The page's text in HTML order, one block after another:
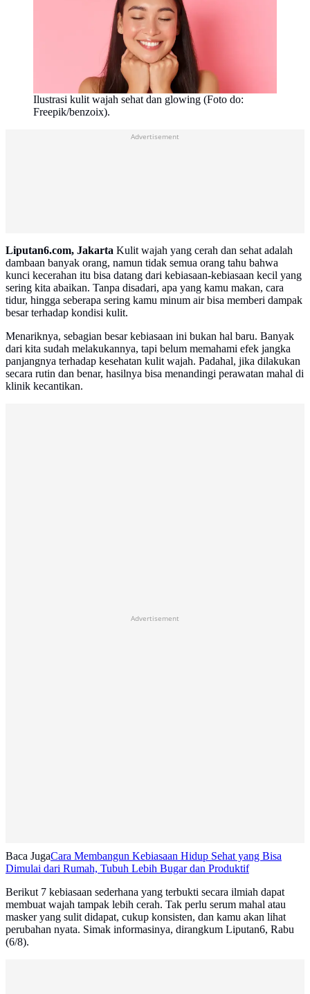
Ilustrasi kulit wajah sehat dan glowing (Foto do:
Freepik/benzoix).
Advertisement
Liputan6.com, Jakarta Kulit wajah yang cerah dan sehat adalah
dambaan banyak orang, namun tidak semua orang tahu bahwa
kunci kecerahan itu bisa datang dari kebiasaan-kebiasaan kecil yang
sering kita abaikan. Tanpa disadari, apa yang kamu makan, cara
tidur, hingga seberapa sering kamu minum air bisa memberi dampak
besar terhadap kondisi kulit.
Menariknya, sebagian besar kebiasaan ini bukan hal baru. Banyak
dari kita sudah melakukannya, tapi belum memahami efek jangka
panjangnya terhadap kesehatan kulit wajah. Padahal, jika dilakukan
secara rutin dan benar, hasilnya bisa menandingi perawatan mahal di
klinik kecantikan.
Advertisement
Baca JugaCara Membangun Kebiasaan Hidup Sehat yang Bisa
Dimulai dari Rumah, Tubuh Lebih Bugar dan Produktif
Berikut 7 kebiasaan sederhana yang terbukti secara ilmiah dapat
membuat wajah tampak lebih cerah. Tak perlu serum mahal atau
masker yang sulit didapat, cukup konsisten, dan kamu akan lihat
perubahan nyata. Simak informasinya, dirangkum Liputan6, Rabu
(6/8).